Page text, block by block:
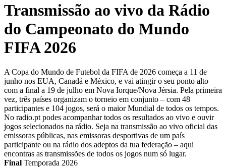
Transmissão ao vivo da Rádio
do Campeonato do Mundo
FIFA 2026
A Copa do Mundo de Futebol da FIFA de 2026 começa a 11 de
junho nos EUA, Canadá e México, e vai atingir o seu ponto alto
com a final a 19 de julho em Nova Iorque/Nova Jérsia. Pela primeira
vez, três países organizam o torneio em conjunto – com 48
participantes e 104 jogos, será o maior Mundial de todos os tempos.
No radio.pt podes acompanhar todos os resultados ao vivo e ouvir
jogos selecionados na rádio. Seja na transmissão ao vivo oficial das
emissoras públicas, nas emissoras desportivas de um país
participante ou na rádio dos adeptos da tua federação – aqui
encontras as transmissões de todos os jogos num só lugar.
Final Temporada 2026